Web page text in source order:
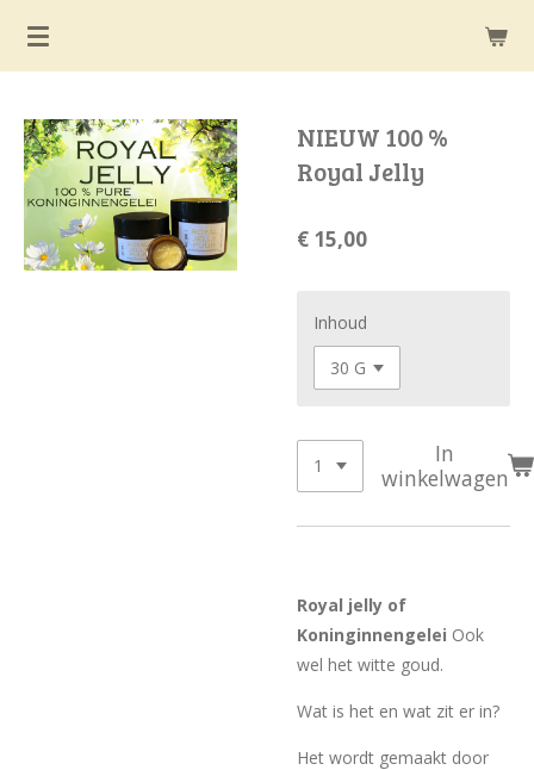
Ga
hoofdinhoud
NIEUW 100 %
Royal Jelly
€ 15,00
Inhoud
In
winkelwagen
Royal jelly of
Koninginnengelei Ook
wel het witte goud.
Wat is het en wat zit er in?
Het wordt gemaakt door